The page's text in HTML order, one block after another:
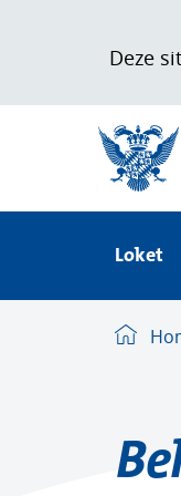
toestaan?
Deze
Hier
van
Loket